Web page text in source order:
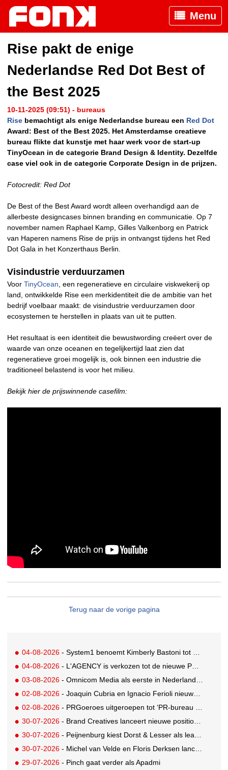
Menu
Rise pakt de enige
Nederlandse Red Dot Best of
the Best 2025
10-11-2025 (09:51) - bureaus
Rise bemachtigt als enige Nederlandse bureau een Red Dot
Award: Best of the Best 2025. Het Amsterdamse creatieve
bureau flikte dat kunstje met haar werk voor de start-up
TinyOcean in de categorie Brand Design & Identity. Dezelfde
case viel ook in de categorie Corporate Design in de prijzen.
Fotocredit: Red Dot
De Best of the Best Award wordt alleen overhandigd aan de
allerbeste designcases binnen branding en communicatie. Op 7
november namen Raphael Kamp, Gilles Valkenborg en Patrick
van Haperen namens Rise de prijs in ontvangst tijdens het Red
Dot Gala in het Konzerthaus Berlin.
Visindustrie verduurzamen
Voor TinyOcean , een regeneratieve en circulaire viskwekerij op
land, ontwikkelde Rise een merkidentiteit die de ambitie van het
bedrijf voelbaar maakt: de visindustrie verduurzamen door
ecosystemen te herstellen in plaats van uit te putten.
Het resultaat is een identiteit die bewustwording creëert over de
waarde van onze oceanen en tegelijkertijd laat zien dat
regeneratieve groei mogelijk is, ook binnen een industrie die
traditioneel belastend is voor het milieu.
Bekijk hier de prijswinnende casefilm:
Terug naar de vorige pagina
04-08-2026 - System1 benoemt Kimberly Bastoni tot Gobal Chief Commercial Officer
04-08-2026 - L'AGENCY is verkozen tot de nieuwe PR-partner van KoRo
03-08-2026 - Omnicom Media als eerste in Nederland actief met advertenties in ChatGPT
02-08-2026 - Joaquin Cubria en Ignacio Ferioli nieuwe Global CCO’s GUT, Renata Neumann Global Head of Production
02-08-2026 - PRGoeroes uitgeroepen tot ‘PR-bureau van het jaar 2026’
30-07-2026 - Brand Creatives lanceert nieuwe positionering: Create to Celebrate
30-07-2026 - Peijnenburg kiest Dorst & Lesser als lead social agency
30-07-2026 - Michel van Velde en Floris Derksen lanceren I.C.Y. group: drie specialistische bureaus, één visie op groei
29-07-2026 - Pinch gaat verder als Apadmi